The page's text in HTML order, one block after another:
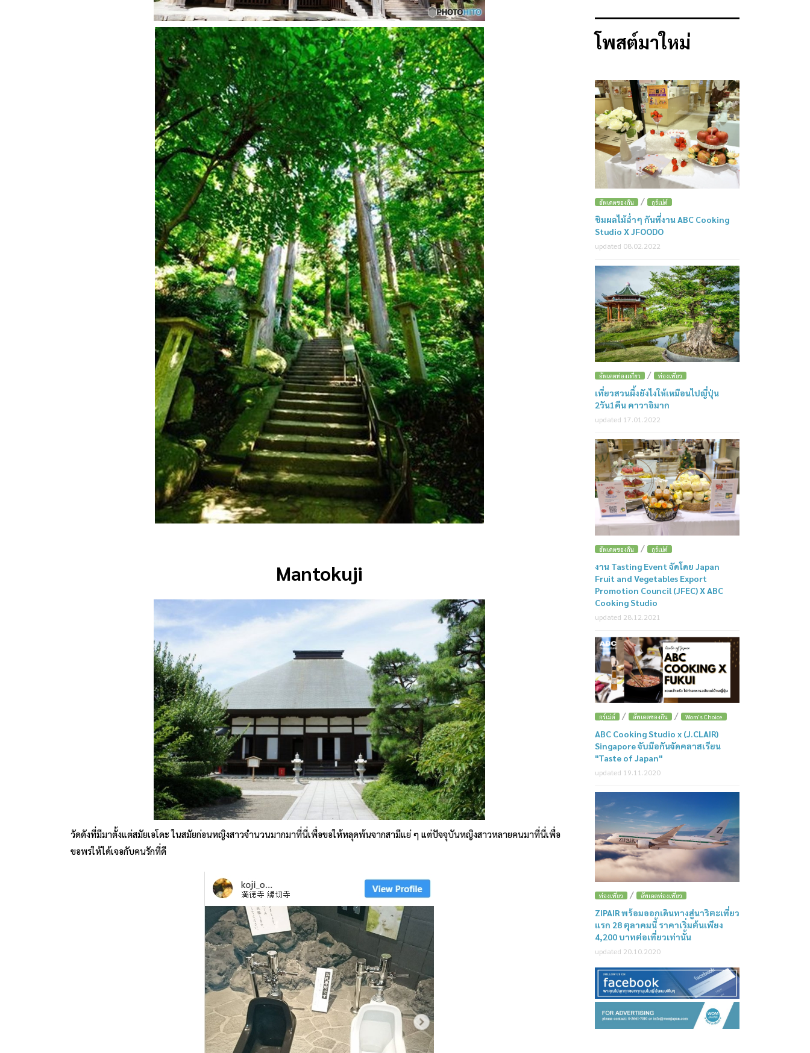
Mantokuji
วัดดังที่มีมาตั้งแต่สมัยเอโดะ ในสมัยก่อนหญิงสาวจำนวนมากมาที่นี่เพื่อขอให้หลุดพ้นจากสามีแย่ ๆ แต่ปัจจุบันหญิงสาวหลายคนมาที่นี่เพื่อ
ขอพรให้ได้เจอกับคนรักที่ดี
โพสต์มาใหม่
อัพเดตของกิน / กูร์เม่ต์
ชิมผลไม้ฉ่ำๆ กันที่งาน ABC Cooking
Studio X JFOODO
updated 08.02.2022
อัพเดตท่องเที่ยว / ท่องเที่ยว
เที่ยวสวนผึ้งยังไงให้เหมือนไปญี่ปุ่น
2วัน1คืน คาวาอิมาก
updated 17.01.2022
อัพเดตของกิน / กูร์เม่ต์
งาน Tasting Event จัดโดย Japan
Fruit and Vegetables Export
Promotion Council (JFEC) X ABC
Cooking Studio
updated 28.12.2021
กูร์เม่ต์ / อัพเดตของกิน / Wom's Choice
ABC Cooking Studio x (J.CLAIR)
Singapore จับมือกันจัดคลาสเรียน
"Taste of Japan"
updated 19.11.2020
ท่องเที่ยว / อัพเดตท่องเที่ยว
ZIPAIR พร้อมออกเดินทางสู่นาริตะเที่ยว
แรก 28 ตุลาคมนี้ ราคาเริ่มต้นเพียง
4,200 บาทต่อเที่ยวเท่านั้น
updated 20.10.2020